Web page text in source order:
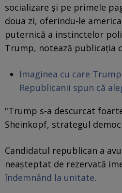
socializare și pe primele
doua zi, oferindu-le
puternică a instinctelor
Trump, notează publicația
Imaginea cu care
Republicanii spun că
"Trump s-a descurcat
Sheinkopf, strategul
Candidatul republican a
neașteptat de rezervată
îndemnând la unitate.